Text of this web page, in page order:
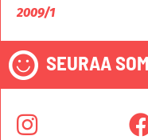
2009/1
SEURAA